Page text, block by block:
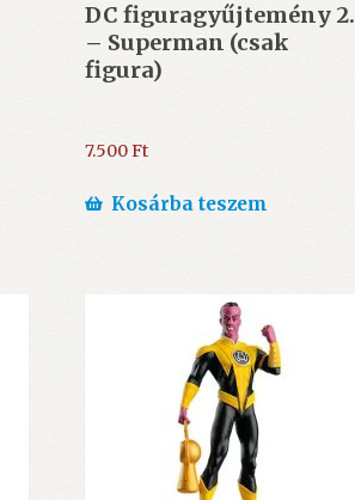
DC figuragyűjtemény 2.
– Superman (csak
figura)
7.500Ft
Kosárba teszem